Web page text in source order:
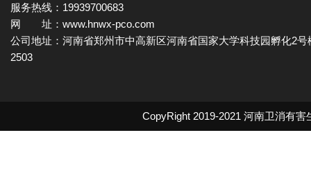
服务热线：19939700683
网 址：www.hnwx-pco.com
公司地址：河南省郑州市中高新区河南省国家大学科技园孵化2号
2503
CopyRight 2019-2021 河南卫消有害